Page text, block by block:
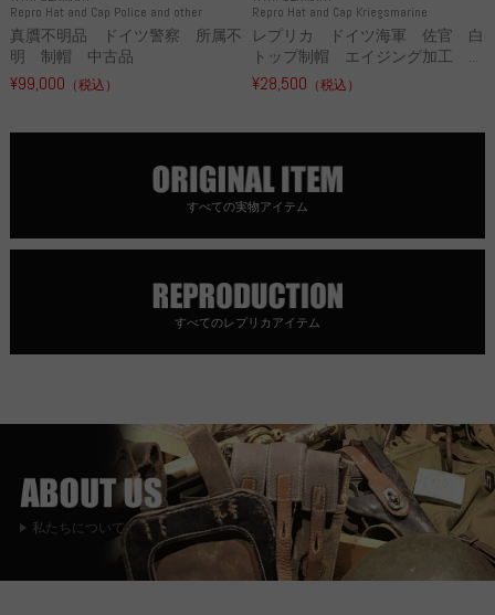
Repro Hat and Cap Police and other
真贋不明品 ドイツ警察 所属不
明 制帽 中古品
¥99,000 （税込）
Repro Hat and Cap Kriegsmarine
レプリカ ドイツ海軍 佐官 白
トップ制帽 エイジング加工 ...
¥28,500 （税込）
すべての実物アイテム
すべてのレプリカアイテム
私たちについて